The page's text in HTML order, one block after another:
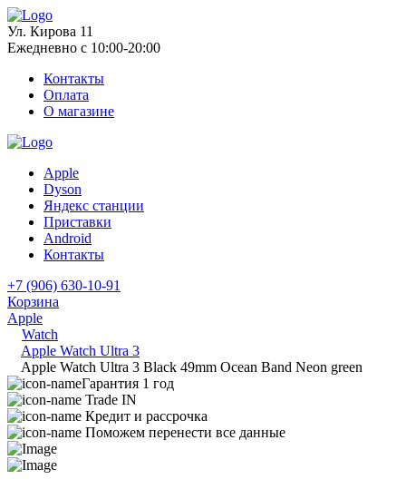
Ул. Кирова 11
Ежедневно с 10:00-20:00
Контакты
Оплата
О магазине
Apple
Dyson
Яндекс станции
Приставки
Android
Контакты
+7 (906) 630-10-91
Корзина
Apple
Watch
Apple Watch Ultra 3
Apple Watch Ultra 3 Black 49mm Ocean Band Neon green
Гарантия 1 год
Trade IN
Кредит и рассрочка
Поможем перенести все данные